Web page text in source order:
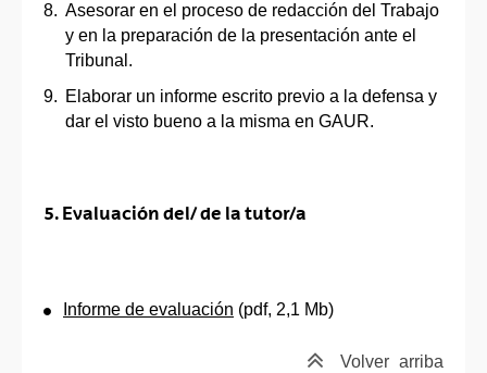
Asesorar en el proceso de redacción del Trabajo
y en la preparación de la presentación ante el
Tribunal.
Elaborar un informe escrito previo a la defensa y
dar el visto bueno a la misma en GAUR.
5. Evaluación del/ de la tutor/a
Informe de evaluación (pdf, 2,1 Mb)
Volver arriba